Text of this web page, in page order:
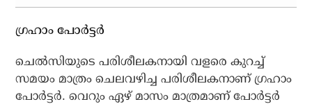
ഗ്രഹാം പോര്‍ട്ടര്‍
ചെല്‍സിയുടെ പരിശീലകനായി വളരെ കുറച്ച്
സമയം മാത്രം ചെലവഴിച്ച പരിശീലകനാണ് ഗ്രഹാം
പോര്‍ട്ടര്‍. വെറും ഏഴ് മാസം മാത്രമാണ് പോര്‍ട്ടര്‍